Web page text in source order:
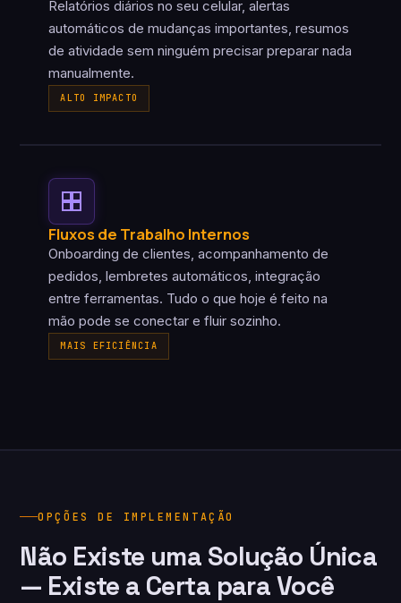
Relatórios diários no seu celular, alertas
automáticos de mudanças importantes, resumos
de atividade sem ninguém precisar preparar nada
manualmente.
ALTO IMPACTO
Fluxos de Trabalho Internos
Onboarding de clientes, acompanhamento de
pedidos, lembretes automáticos, integração
entre ferramentas. Tudo o que hoje é feito na
mão pode se conectar e fluir sozinho.
MAIS EFICIÊNCIA
OPÇÕES DE IMPLEMENTAÇÃO
Não Existe uma Solução Única
— Existe a Certa para Você